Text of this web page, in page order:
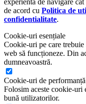
de acord cu Politica de
confidentialitate.
Cookie-uri esențiale
Cookie-uri pe care
web să funcționeze. Din
dumneavoastră.
Cookie-uri de performanță
Folosim aceste cookie-uri
bună utilizatorilor.